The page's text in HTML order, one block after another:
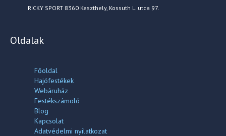
RICKY SPORT 8360 Keszthely, Kossuth L. utca 97.
Oldalak
Főoldal
Hajófestékek
Webáruház
Festékszámoló
Blog
Kapcsolat
Adatvédelmi nyilatkozat